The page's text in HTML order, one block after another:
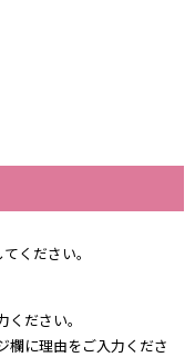
ください。
ださい。
に理由をご入力くださ